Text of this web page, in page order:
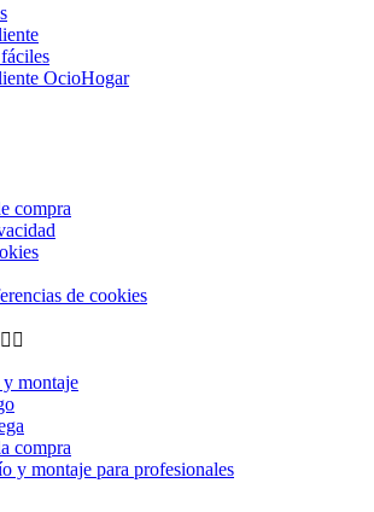
OcioHogar
compra
de cookies
 
montaje
compra
y montaje para profesionales